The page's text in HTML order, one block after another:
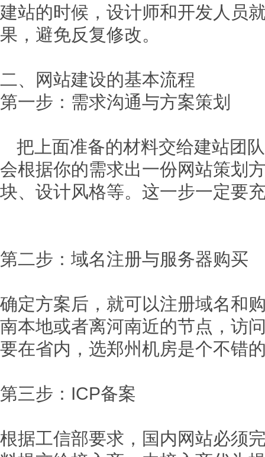
建站的时候，设计师和开发人员
果，避免反复修改。
二、网站建设的基本流程
第一步：需求沟通与方案策划
把上面准备的材料交给建站团
会根据你的需求出一份网站策划
块、设计风格等。这一步一定要
第二步：域名注册与服务器购买
确定方案后，就可以注册域名和
南本地或者离河南近的节点，访
要在省内，选郑州机房是个不错
第三步：ICP备案
根据工信部要求，国内网站必须